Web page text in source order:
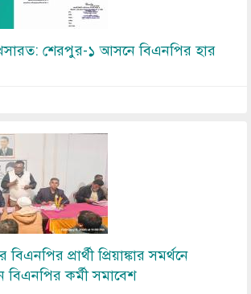
শেরপুর-১ আসনে বিএনপির হার
প্রার্থী প্রিয়াঙ্কার সমর্থনে
বিএনপির কর্মী সমাবেশ